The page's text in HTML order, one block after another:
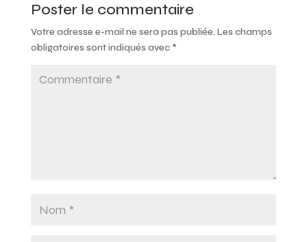
Poster le commentaire
Votre adresse e-mail ne sera pas publiée. Les champs
obligatoires sont indiqués avec *